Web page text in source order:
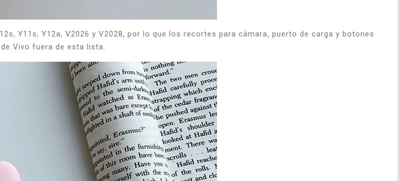
Y11s, Y12a, V2026 y V2028, por lo que los recortes para cámara, puerto de carga y botones
Vivo fuera de esta lista.